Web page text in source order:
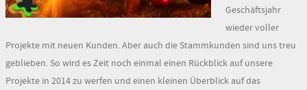
Geschäftsjahr
wieder voller
Projekte mit neuen Kunden. Aber auch die Stammkunden sind uns treu
geblieben. So wird es Zeit noch einmal einen Rückblick auf unsere
Projekte in 2014 zu werfen und einen kleinen Überblick auf das